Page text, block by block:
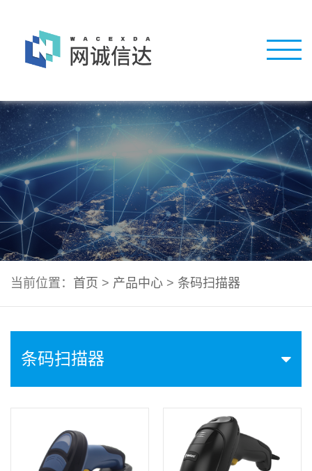
当前位置： 首页 > 产品中心 > 条码扫描器
条码扫描器